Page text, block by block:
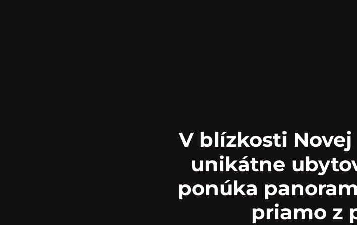
V blízkosti
unikátne
ponúka
priamo z